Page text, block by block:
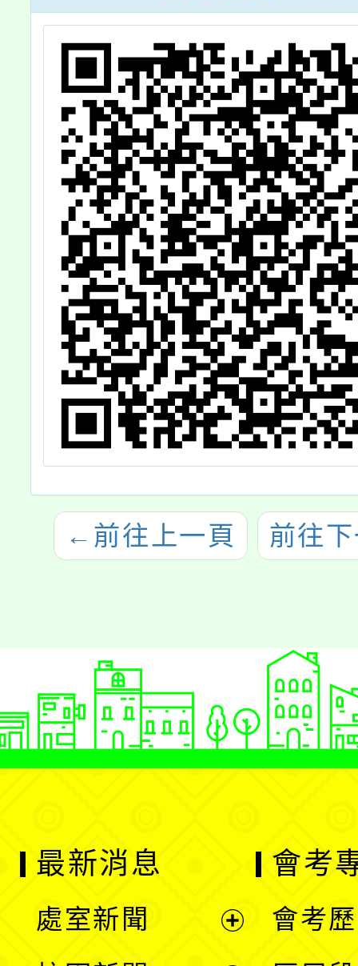
育部於中華民國
113年1月15日
以臺教學(三)字
第
1122806728A
號令修正發布，
茲檢送發布令影
本及行政規則修
正規定各1份，
請查照。
← 前往上一頁 前往
最新消息
處室新聞
會考
會考